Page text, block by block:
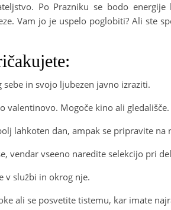
Po Prazniku se bodo energije
Vam jo je uspelo poglobiti? Ali ste
in svojo ljubezen javno izraziti.
valentinovo. Mogoče kino ali gledališče.
lahkoten dan, ampak se pripravite na
vendar vseeno naredite selekcijo pri
v službi in okrog nje.
ali se posvetite tistemu, kar imate